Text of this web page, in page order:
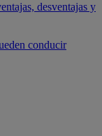
desventajas y
conducir